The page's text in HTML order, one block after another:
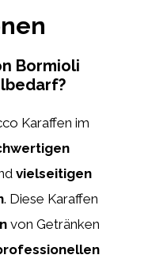
Bormioli
Karaffen im
vielseitigen
. Diese Karaffen
von Getränken